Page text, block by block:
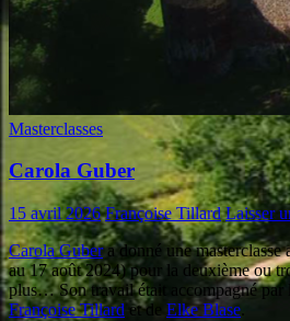
Masterclasses
Carola Guber
15 avril 2026 Françoise Tillard Laisser
Carola Gubera donné une masterclasse
au 17 août 2024) pour la deuxième ou
plus… Son travail était accompagné par
Françoise Tillard et de Elke Blase.